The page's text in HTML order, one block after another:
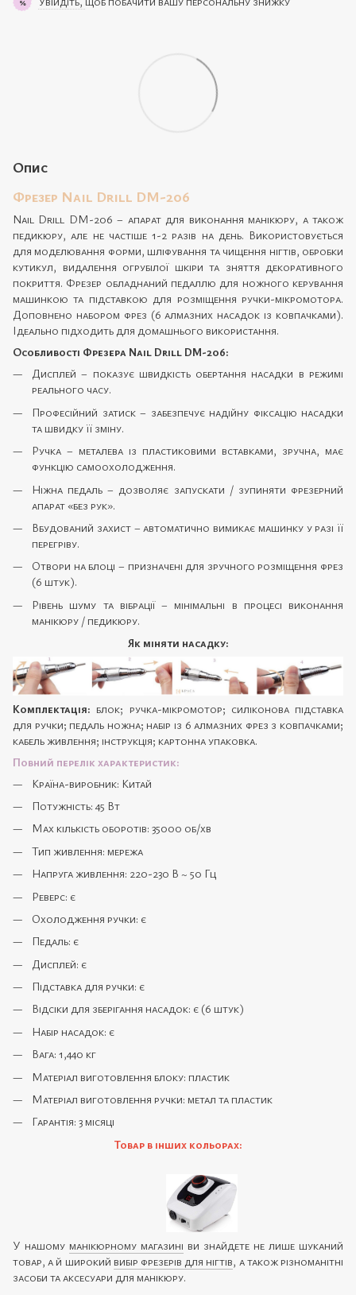
Опис
Фрезер Nail Drill DM-206
Nail Drill DM-206 – апарат для виконання манікюру, а також
педикюру, але не частіше 1-2 разів на день. Використовується
для моделювання форми, шліфування та чищення нігтів, обробки
кутикул, видалення огрубілої шкіри та зняття декоративного
покриття. Фрезер обладнаний педаллю для ножного керування
машинкою та підставкою для розміщення ручки-мікромотора.
Доповнено набором фрез (6 алмазних насадок із ковпачками).
Ідеально підходить для домашнього використання.
Особливості Фрезера Nail Drill DM-206:
Дисплей – показує швидкість обертання насадки в режимі
реального часу.
Професійний затиск – забезпечує надійну фіксацію насадки
та швидку її зміну.
Ручка – металева із пластиковими вставками, зручна, має
функцію самоохолодження.
Ніжна педаль – дозволяє запускати / зупиняти фрезерний
апарат «без рук».
Вбудований захист – автоматично вимикає машинку у разі її
перегріву.
Отвори на блоці – призначені для зручного розміщення фрез
(6 штук).
Рівень шуму та вібрації – мінімальні в процесі виконання
манікюру / педикюру.
Як міняти насадку:
Комплектація: блок; ручка-мікромотор; силіконова підставка
для ручки; педаль ножна; набір із 6 алмазних фрез з ковпачками;
кабель живлення; інструкція; картонна упаковка.
Повний перелік характеристик:
Країна-виробник: Китай
Потужність: 45 Вт
Max кількість оборотів: 35000 об/хв
Тип живлення: мережа
Напруга живлення: 220-230 В ~ 50 Гц
Реверс: є
Охолодження ручки: є
Педаль: є
Дисплей: є
Підставка для ручки: є
Відсіки для зберігання насадок: є (6 штук)
Набір насадок: є
Вага: 1,440 кг
Матеріал виготовлення блоку: пластик
Матеріал виготовлення ручки: метал та пластик
Гарантія: 3 місяці
Товар в інших кольорах:
У нашому манікюрному магазині ви знайдете не лише шуканий
товар, а й широкий вибір фрезерів для нігтів, а також різноманітні
засоби та аксесуари для манікюру.